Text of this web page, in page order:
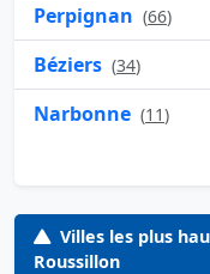
Perpignan (66)
Béziers (34)
Narbonne (11)
Villes les plus
Roussillon